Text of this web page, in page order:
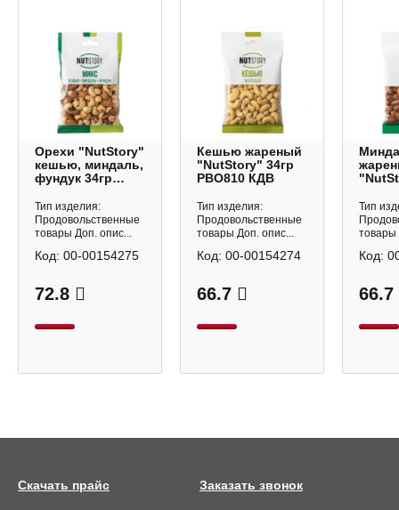
Орехи "NutStory"
кешью, миндаль,
фундук 34гр
Тип изделия:
Продовольственные
товары Доп. опис...
72.8
Код: 00-00154275
Кешью жареный
"NutStory" 34гр
РВО810 КДВ
Тип изделия:
Продовольственные
товары Доп. опис...
66.7
Код: 00-00154274
Тип
товары
66.7
Код:
Заказать звонок
Скачать прайс